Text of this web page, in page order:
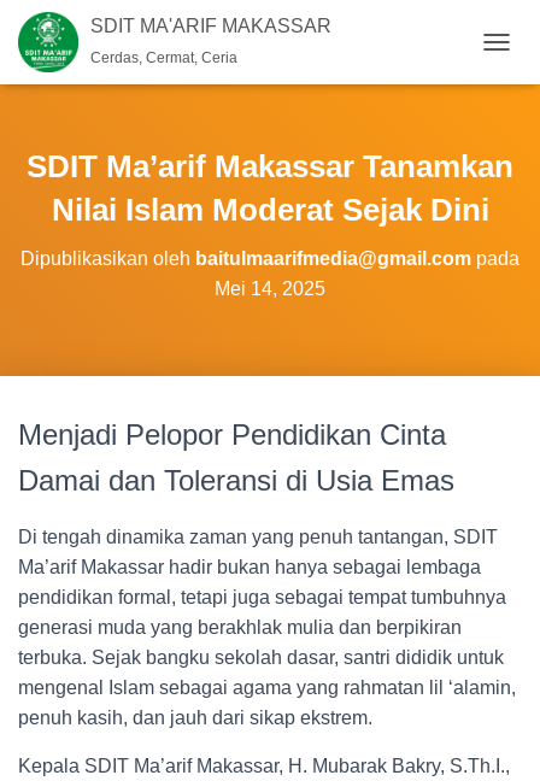
SDIT MA'ARIF MAKASSAR
Cerdas, Cermat, Ceria
O
E
I
SDIT Ma’arif Makassar Tanamkan
Nilai Islam Moderat Sejak Dini
Dipublikasikan oleh baitulmaarifmedia@gmail.com pada
Mei 14, 2025
Menjadi Pelopor Pendidikan Cinta
Damai dan Toleransi di Usia Emas
Di tengah dinamika zaman yang penuh tantangan, SDIT
Ma’arif Makassar hadir bukan hanya sebagai lembaga
pendidikan formal, tetapi juga sebagai tempat tumbuhnya
generasi muda yang berakhlak mulia dan berpikiran
terbuka. Sejak bangku sekolah dasar, santri dididik untuk
mengenal Islam sebagai agama yang rahmatan lil ‘alamin,
penuh kasih, dan jauh dari sikap ekstrem.
Kepala SDIT Ma’arif Makassar, H. Mubarak Bakry, S.Th.I.,